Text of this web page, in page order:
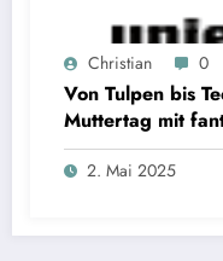
Christian 0
Von Tulpen bis
Muttertag mit
2. Mai 2025